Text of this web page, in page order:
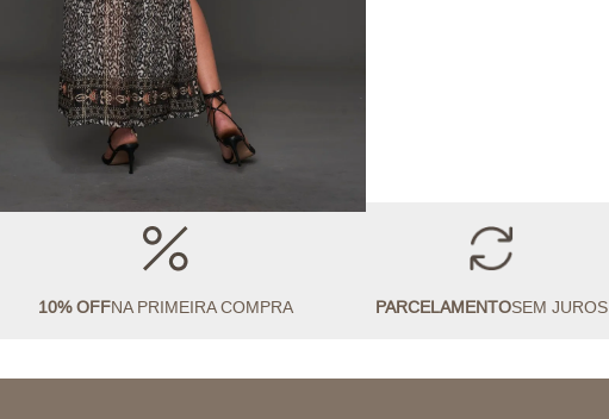
10% OFFNA PRIMEIRA COMPRA PARCELAMENTOSEM JUROS